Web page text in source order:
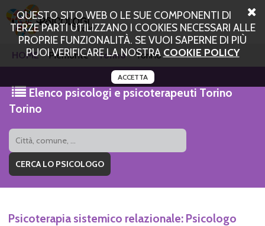
QUESTO SITO WEB O LE SUE COMPONENTI DI
TERZE PARTI UTILIZZANO I COOKIES NECESSARI ALLE
PROPRIE FUNZIONALITÀ. SE VUOI SAPERNE DI PIÙ
PUOI VERIFICARE LA NOSTRA COOKIE POLICY
ACCETTA
HOME Piemonte Torino Torino
Elenco psicologi e psicoterapeuti Torino
Torino
Psicoterapia sistemico relazionale: Psicologo